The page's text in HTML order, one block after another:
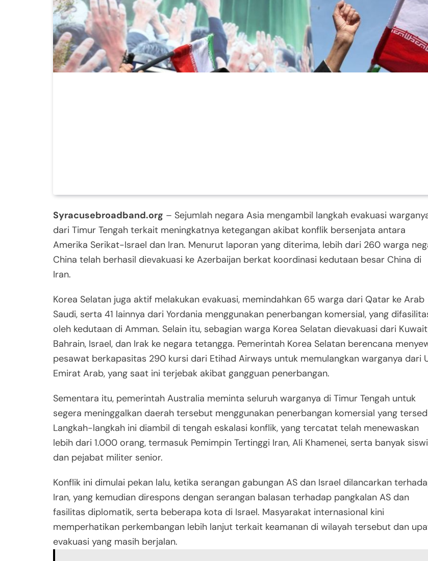
Syracusebroadband.org – Sejumlah negara Asia mengambil langkah evakuasi
dari Timur Tengah terkait meningkatnya ketegangan akibat konflik bersenjata antara
Amerika Serikat-Israel dan Iran. Menurut laporan yang diterima, lebih dari 260 warga
China telah berhasil dievakuasi ke Azerbaijan berkat koordinasi kedutaan besar China di
Iran.
Korea Selatan juga aktif melakukan evakuasi, memindahkan 65 warga dari Qatar ke Arab
Saudi, serta 41 lainnya dari Yordania menggunakan penerbangan komersial, yang
oleh kedutaan di Amman. Selain itu, sebagian warga Korea Selatan dievakuasi dari
Bahrain, Israel, dan Irak ke negara tetangga. Pemerintah Korea Selatan berencana
pesawat berkapasitas 290 kursi dari Etihad Airways untuk memulangkan warganya dari
Emirat Arab, yang saat ini terjebak akibat gangguan penerbangan.
Sementara itu, pemerintah Australia meminta seluruh warganya di Timur Tengah untuk
segera meninggalkan daerah tersebut menggunakan penerbangan komersial yang
Langkah-langkah ini diambil di tengah eskalasi konflik, yang tercatat telah menewaskan
lebih dari 1.000 orang, termasuk Pemimpin Tertinggi Iran, Ali Khamenei, serta banyak siswi
dan pejabat militer senior.
Konflik ini dimulai pekan lalu, ketika serangan gabungan AS dan Israel dilancarkan
Iran, yang kemudian direspons dengan serangan balasan terhadap pangkalan AS dan
fasilitas diplomatik, serta beberapa kota di Israel. Masyarakat internasional kini
memperhatikan perkembangan lebih lanjut terkait keamanan di wilayah tersebut dan
evakuasi yang masih berjalan.